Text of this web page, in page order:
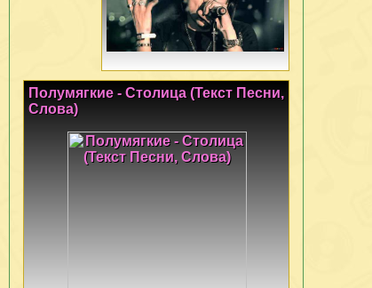
Полумягкие - Столица (Текст Песни,
Слова)